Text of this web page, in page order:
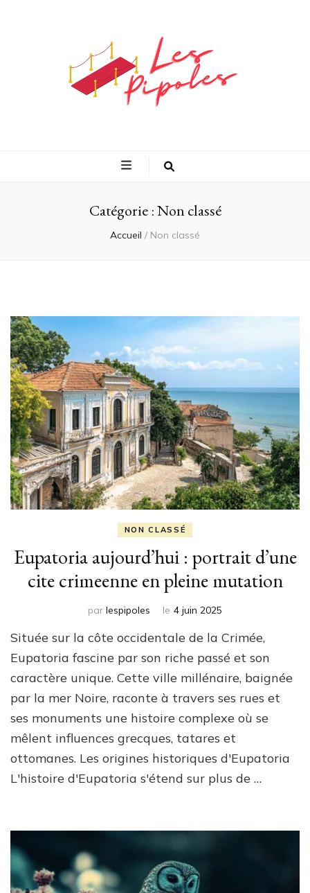
peoples et vie
quotidienne en
Catégorie :Non classé
Accueil / Non classé
NON CLASSÉ
Eupatoria aujourd’hui : portrait d’une
cite crimeenne en pleine mutation
par lespipoles le 4 juin 2025
Située sur la côte occidentale de la Crimée,
Eupatoria fascine par son riche passé et son
caractère unique. Cette ville millénaire, baignée
par la mer Noire, raconte à travers ses rues et
ses monuments une histoire complexe où se
mêlent influences grecques, tatares et
ottomanes. Les origines historiques d'Eupatoria
L'histoire d'Eupatoria s'étend sur plus de …